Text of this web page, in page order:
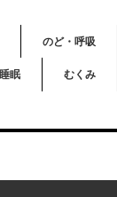
のど・呼吸
睡眠 むくみ